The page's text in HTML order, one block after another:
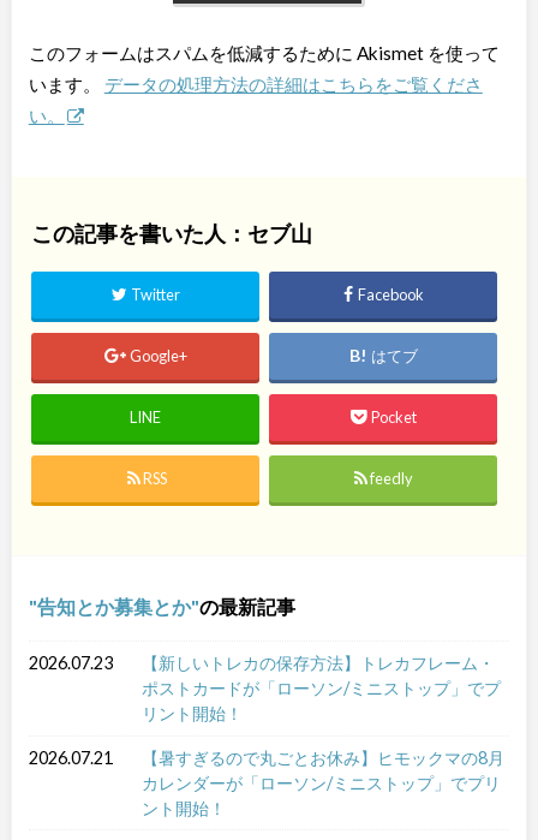
このフォームはスパムを低減するために Akismet を使って
います。 データの処理方法の詳細はこちらをご覧くださ
い。
この記事を書いた人：セブ山
Twitter Facebook
Google+ はてブ
LINE Pocket
RSS feedly
告知とか募集とか の最新記事
2026.07.23
【新しいトレカの保存方法】トレカフレーム・
ポストカードが「ローソン/ミニストップ」でプ
リント開始！
2026.07.21
【暑すぎるので丸ごとお休み】ヒモックマの8月
カレンダーが「ローソン/ミニストップ」でプリ
ント開始！